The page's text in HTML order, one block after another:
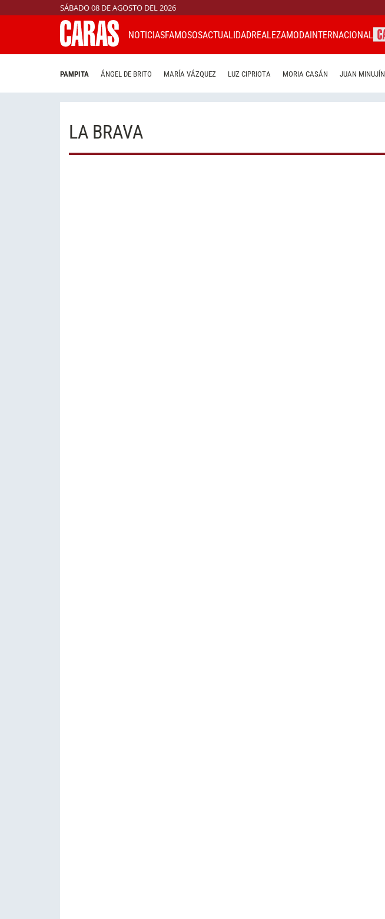
SÁBADO 08 DE AGOSTO DEL 2026
NOTICIASFAMOSOSACTUALIDADREALEZAMODAINTERNACIONAL
PAMPITA ÁNGEL DE BRITO MARÍA VÁZQUEZ LUZ CIPRIOTA MORIA CASÁN JUAN MINUJÍN
LA BRAVA